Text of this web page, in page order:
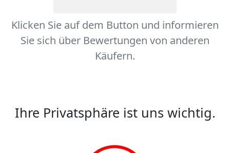
Klicken Sie auf dem Button und informieren
Sie sich über Bewertungen von anderen
Käufern.
Ihre Privatsphäre ist uns wichtig.